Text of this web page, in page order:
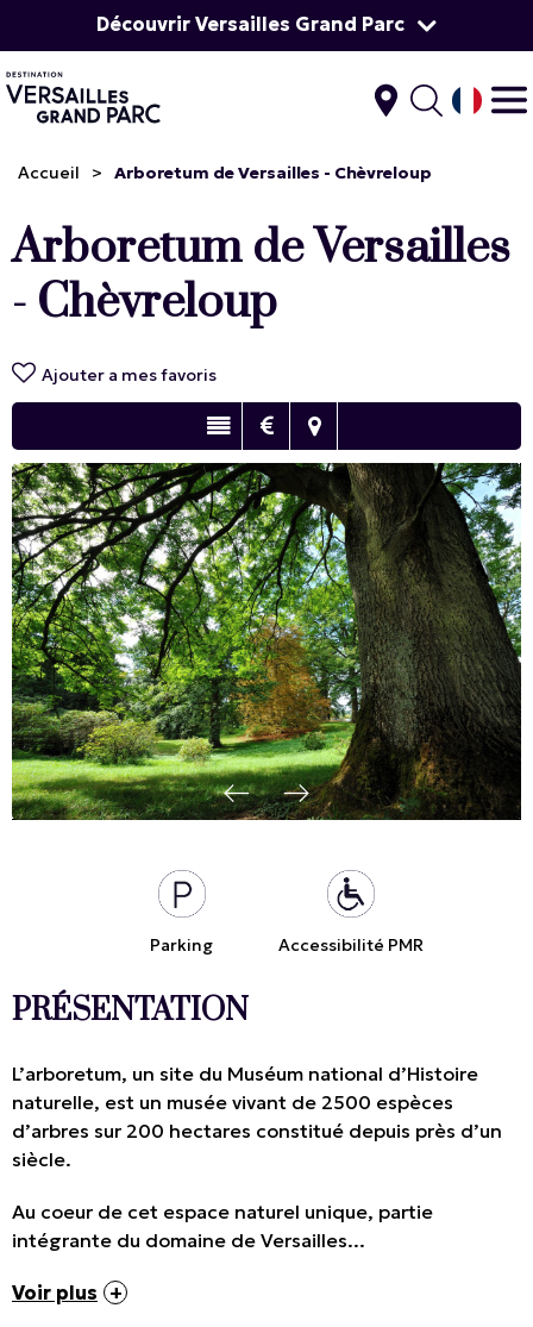
Découvrir Versailles Grand Parc
Accueil > Arboretum de Versailles - Chèvreloup
Arboretum de Versailles
- Chèvreloup
Ajouter a mes favoris
Parking Accessibilité PMR
PRÉSENTATION
L’arboretum, un site du Muséum national d’Histoire
naturelle, est un musée vivant de 2500 espèces
d’arbres sur 200 hectares constitué depuis près d’un
siècle.
Au coeur de cet espace naturel unique, partie
intégrante du domaine de Versailles...
Voir plus